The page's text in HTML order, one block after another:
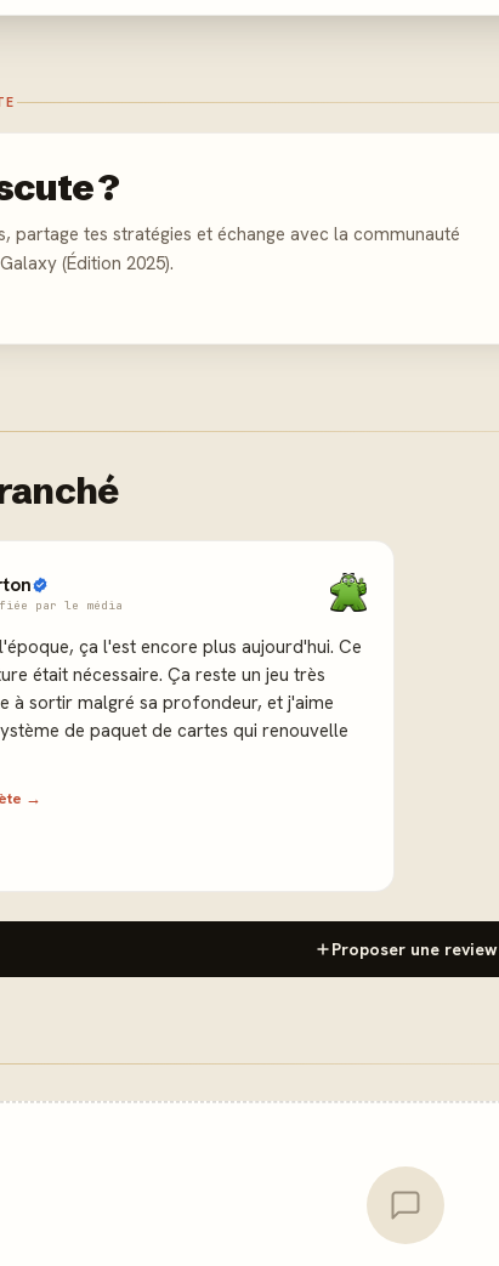
?
partage tes stratégies et échange avec la communauté
(Édition 2025).
par le média
ça l'est encore plus aujourd'hui. Ce
était nécessaire. Ça reste un jeu très
à sortir malgré sa profondeur, et j'aime
de paquet de cartes qui renouvelle
→
Proposer une review